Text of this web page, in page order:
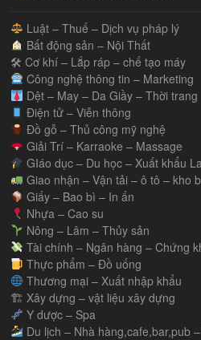
Luật – Thuế – Dịch vụ pháp lý
Bất động sản – Nội Thất
🛠 Cơ khí – Lắp ráp – chế tạo máy
Công nghệ thông tin – Marketing
Dệt – May – Da Giầy – Thời trang
Điện tử – Viễn thông
Đồ gỗ – Thủ công mỹ nghệ
Giải Trí – Karraoke – Massage
GIáo dục – Du học – Xuất khẩu
Giao nhận – Vận tải – ô tô – kho
Giấy – Bao bì – In ấn
Nhựa – Cao su
Nông – Lâm – Thủy sản
Tài chính – Ngân hàng – Chứng
Thực phẩm – Đồ uống
Thương mại – Xuất nhập khẩu
🏗 Xây dựng – vật liệu xây dựng
Y dược – Spa
Du lịch – Nhà hàng,cafe,bar,pub